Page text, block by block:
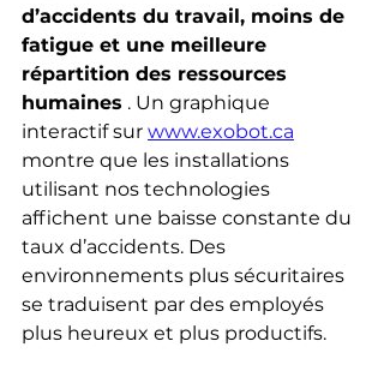
d’accidents du travail, moins de
fatigue et une meilleure
répartition des ressources
humaines . Un graphique
interactif sur www.exobot.ca
montre que les installations
utilisant nos technologies
affichent une baisse constante du
taux d’accidents. Des
environnements plus sécuritaires
se traduisent par des employés
plus heureux et plus productifs.